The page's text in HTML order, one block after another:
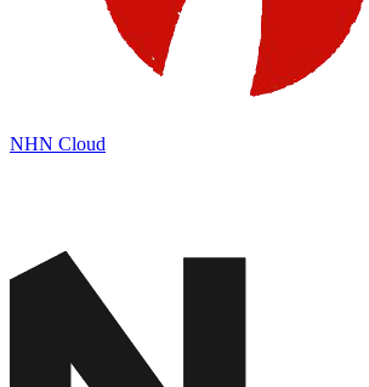
NHN Cloud